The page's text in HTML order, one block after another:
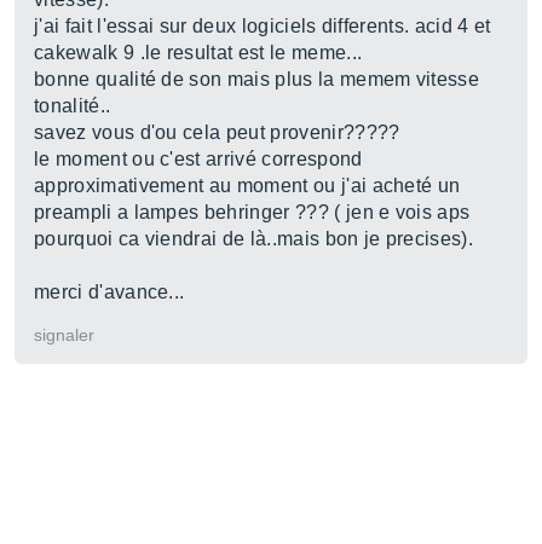
j'ai fait l'essai sur deux logiciels differents. acid 4 et
cakewalk 9 .le resultat est le meme...
bonne qualité de son mais plus la memem vitesse
tonalité..
savez vous d'ou cela peut provenir?????
le moment ou c'est arrivé correspond
approximativement au moment ou j'ai acheté un
preampli a lampes behringer ??? ( jen e vois aps
pourquoi ca viendrai de là..mais bon je precises).
merci d'avance...
signaler